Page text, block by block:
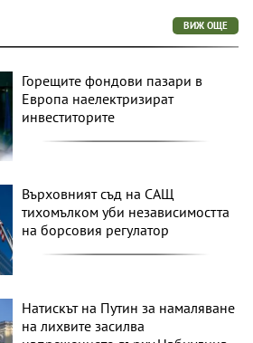
ВИЖ ОЩЕ
Горещите фондови пазари в
Европа наелектризират
инвеститорите
Върховният съд на САЩ
тихомълком уби независимостта
на борсовия регулатор
Натискът на Путин за намаляване
на лихвите засилва